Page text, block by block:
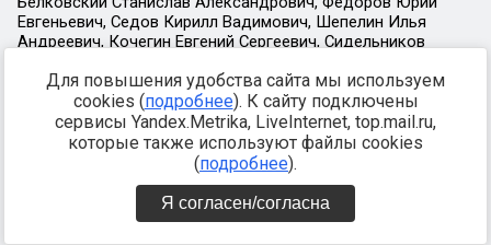
Для повышения удобства сайта мы используем
cookies (подробнее). К сайту подключены
сервисы Yandex.Metrika, LiveInternet, top.mail.ru,
которые также используют файлы cookies
(подробнее).
Я согласен/согласна